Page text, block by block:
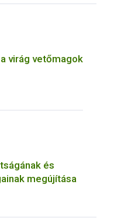
virág vetőmagok
és
megújítása